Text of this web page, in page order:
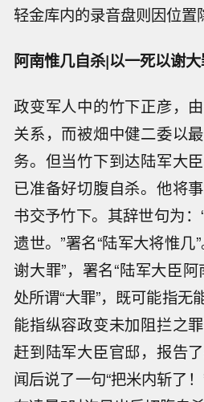
轻金库内的录音盘则因位置
阿南惟几自杀|以一死以谢
政变军人中的竹下正彦，
关系，而被畑中健二委以
务。但当竹下到达陆军大
已准备好切腹自杀。他将
书交予竹下。其辞世句为
遗世。”署名“陆军大将惟几
谢大罪”，署名“陆军大臣
处所谓“大罪”，既可能指无
能指纵容政变未加阻拦之
赶到陆军大臣官邸，报告
闻后说了一句“把米内斩了